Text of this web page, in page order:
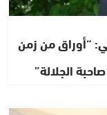
“أوراق من زمن
الجلالة”